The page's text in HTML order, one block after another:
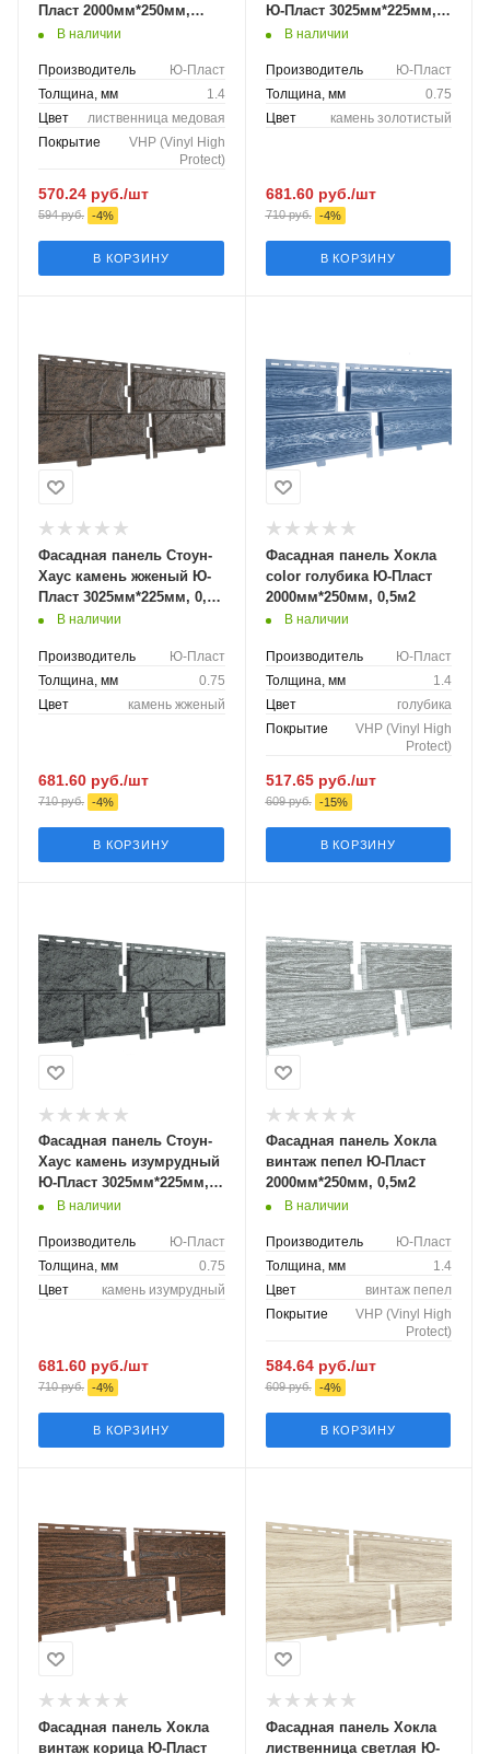
Пласт 2000мм*250мм,
0,5м2В наличии
Производитель
Ю-Пласт
Толщина, мм
1.4
Цвет
лиственница медовая
Покрытие
VHP (Vinyl High
Protect)
570.24 руб./шт
594руб. -4%
В КОРЗИНУ
Ю-Пласт 3025мм*225мм,
0,68м2
В наличии
Производитель
Ю-Пласт
Толщина, мм
0.75
Цвет
камень золотистый
681.60руб./шт
710руб. -4%
В КОРЗИНУ
Фасадная панель Стоун-
Хаус камень жженый Ю-
Пласт 3025мм*225мм, 0,68
м2
В наличии
Производитель
Ю-Пласт
Толщина, мм
0.75
Цвет
камень жженый
681.60 руб./шт
710руб. -4%
В КОРЗИНУ
Фасадная панель Хокла
color голубика Ю-Пласт
2000мм*250мм, 0,5м2
В наличии
Производитель
Ю-Пласт
Толщина, мм
1.4
Цвет
голубика
Покрытие
VHP (Vinyl High
Protect)
517.65руб./шт
609руб. -15%
В КОРЗИНУ
Фасадная панель Стоун-
Хаус камень изумрудный
Ю-Пласт 3025мм*225мм,
0,68м2
В наличии
Производитель
Ю-Пласт
Толщина, мм
0.75
Цвет
камень изумрудный
681.60 руб./шт
710руб. -4%
В КОРЗИНУ
Фасадная панель Хокла
винтаж пепел Ю-Пласт
2000мм*250мм, 0,5м2
В наличии
Производитель
Ю-Пласт
Толщина, мм
1.4
Цвет
винтаж пепел
Покрытие
VHP (Vinyl High
Protect)
584.64руб./шт
609руб. -4%
В КОРЗИНУ
Фасадная панель Хокла
винтаж корица Ю-Пласт
Фасадная панель Хокла
лиственница светлая Ю-